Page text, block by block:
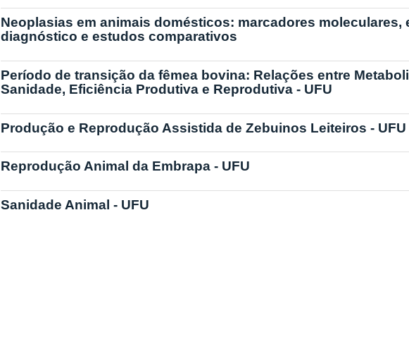
Neoplasias em animais domésticos: marcadores moleculares,
diagnóstico e estudos comparativos
Período de transição da fêmea bovina: Relações entre
Sanidade, Eficiência Produtiva e Reprodutiva - UFU
Produção e Reprodução Assistida de Zebuinos Leiteiros - UFU
Reprodução Animal da Embrapa - UFU
Sanidade Animal - UFU